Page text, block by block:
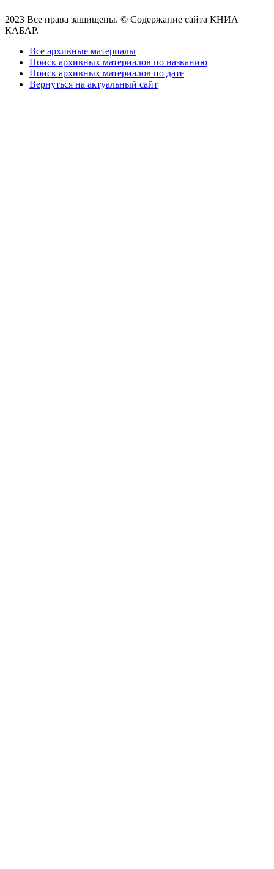
2023 Все права защищены. © Содержание сайта КНИА
КАБАР.
Все архивные материалы
Поиск архивных материалов по названию
Поиск архивных материалов по дате
Вернуться на актуальный сайт